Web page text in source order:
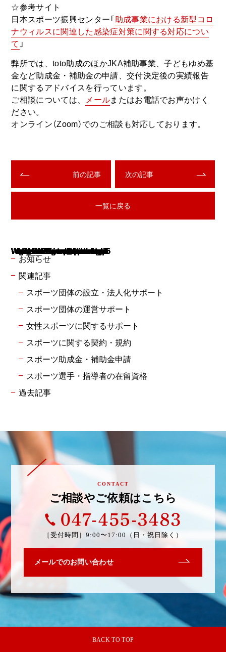
☆参考サイト
日本スポーツ振興センター「助成事業における新型コロ
ナウィルスに関連した感染症対策に関する対応につい
て 」
弊所では、toto助成のほかJKA補助事業、子どもゆめ基
金など助成金・補助金の申請、交付決定後の実績報告
に関するアドバイスを行っています。
ご相談については、 メールまたはお電話でお声かけく
ださい。
オンライン（Zoom）でのご相談も対応しております。
前の記事
一覧に戻る
次の記事
Warning: Undefined array key "use_desc_for_title" in/home/xs939301/rsugimoto.com/public_html/wp/wp-includes/class-walker-category.php116
Warning: Undefined array key "use_desc_for_title" in/home/xs939301/rsugimoto.com/public_html/wp/wp-includes/class-walker-category.php116
Warning: Undefined array key "use_desc_for_title" in/home/xs939301/rsugimoto.com/public_html/wp/wp-includes/class-walker-category.php116
Warning: Undefined array key "use_desc_for_title" in/home/xs939301/rsugimoto.com/public_html/wp/wp-includes/class-walker-category.php116
Warning: Undefined array key "use_desc_for_title" in/home/xs939301/rsugimoto.com/public_html/wp/wp-includes/class-walker-category.php116
Warning: Undefined array key "use_desc_for_title" in/home/xs939301/rsugimoto.com/public_html/wp/wp-includes/class-walker-category.php116
Warning: Undefined array key "use_desc_for_title" in/home/xs939301/rsugimoto.com/public_html/wp/wp-includes/class-walker-category.php116
Warning: Undefined array key "use_desc_for_title" in/home/xs939301/rsugimoto.com/public_html/wp/wp-includes/class-walker-category.php116
Warning: Undefined array key "use_desc_for_title" in/home/xs939301/rsugimoto.com/public_html/wp/wp-includes/class-walker-category.php116
お知らせ
関連記事
スポーツ団体の設立・法人化サポート
スポーツ団体の運営サポート
女性スポーツに関するサポート
スポーツに関する契約・規約
スポーツ助成金・補助金申請
スポーツ選手・指導者の在留資格
過去記事
CONTACT
ご相談やご依頼はこちら
047-
［受付時間］ 9:00〜17:00（日・祝日除く）
メールでのお問い合わせ
BACK TO TOP